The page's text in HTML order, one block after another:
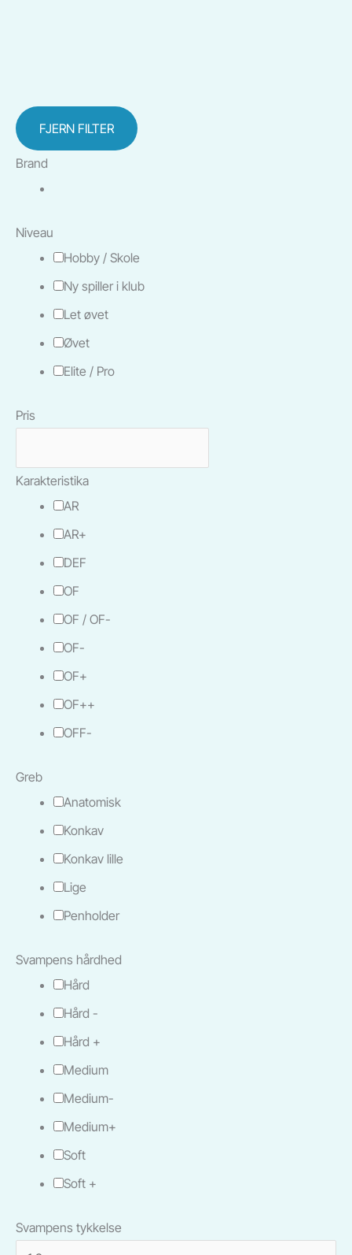
FJERN FILTER
Brand
Niveau
Hobby / Skole
Ny spiller i klub
Let øvet
Øvet
Elite / Pro
Pris
Karakteristika
AR
AR+
DEF
OF
OF / OF-
OF-
OF+
OF++
OFF-
Greb
Anatomisk
Konkav
Konkav lille
Lige
Penholder
Svampens hårdhed
Hård
Hård -
Hård +
Medium
Medium-
Medium+
Soft
Soft +
Svampens tykkelse